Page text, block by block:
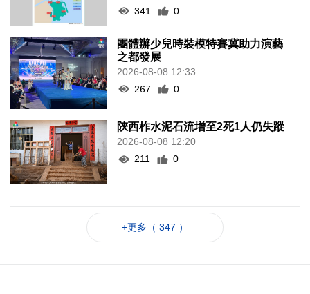
341
0
團體辦少兒時裝模特賽冀助力演藝
之都發展
2026-08-08 12:33
267
0
陝西柞水泥石流增至2死1人仍失蹤
2026-08-08 12:20
211
0
+更多（ 347 ）